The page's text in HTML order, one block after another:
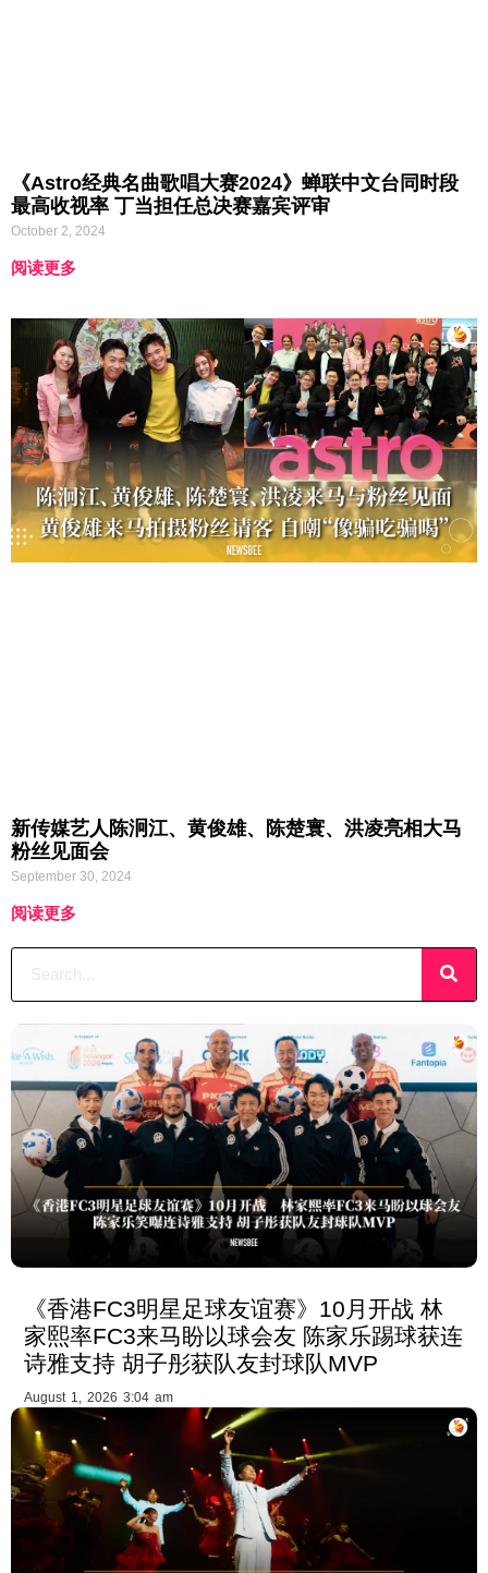
《Astro经典名曲歌唱大赛2024》蝉联中文台同时段
最高收视率 丁当担任总决赛嘉宾评审
October 2, 2024
阅读更多
新传媒艺人陈泂江、黄俊雄、陈楚寰、洪凌亮相大马
粉丝见面会
September 30, 2024
阅读更多
《香港FC3明星足球友谊赛》10月开战 林
家熙率FC3来马盼以球会友 陈家乐踢球获连
诗雅支持 胡子彤获队友封球队MVP
August 1, 2026 3:04 am